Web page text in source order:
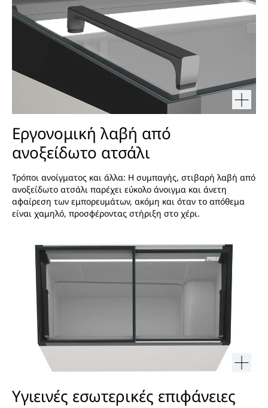
Εργονομική λαβή από
ανοξείδωτο ατσάλι
Τρόποι ανοίγματος και άλλα: Η συμπαγής, στιβαρή λαβή από
ανοξείδωτο ατσάλι παρέχει εύκολο άνοιγμα και άνετη
αφαίρεση των εμπορευμάτων, ακόμη και όταν το απόθεμα
είναι χαμηλό, προσφέροντας στήριξη στο χέρι.
Υγιεινές εσωτερικές επιφάνειες